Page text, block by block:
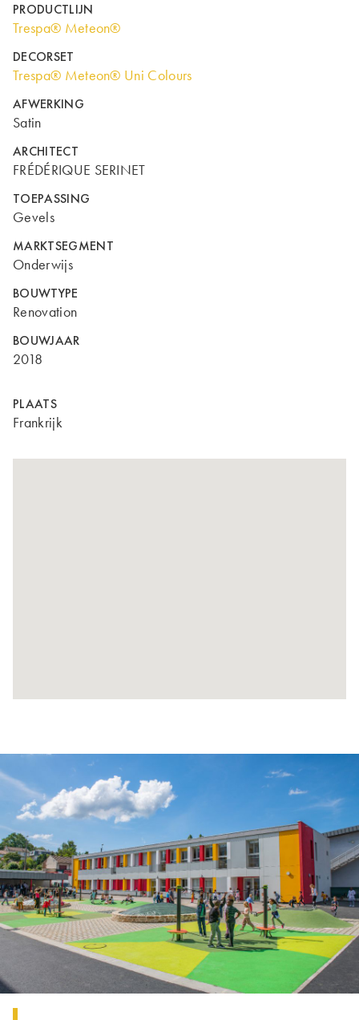
PRODUCTLIJN
Trespa® Meteon®
DECORSET
Trespa® Meteon® Uni Colours
AFWERKING
Satin
ARCHITECT
FRÉDÉRIQUE SERINET
TOEPASSING
Gevels
MARKTSEGMENT
Onderwijs
BOUWTYPE
Renovation
BOUWJAAR
2018
PLAATS
Frankrijk